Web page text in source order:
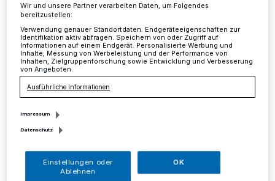
Jugendamtes
Mettmann·Bei einigen Aktionen im
Osterferienprogramm gibt es noch ein paar freie Plätze.
Wir und unsere Partner verarbeiten Daten, um Folgendes
bereitzustellen:
Verwendung genauer Standortdaten. Endgeräteeigenschaften zur
Identifikation aktiv abfragen. Speichern von oder Zugriff auf
Informationen auf einem Endgerät. Personalisierte Werbung und
Inhalte, Messung von Werbeleistung und der Performance von
Inhalten, Zielgruppenforschung sowie Entwicklung und Verbesserung
von Angeboten.
Ausführliche Informationen
Impressum
Datenschutz
Einstellungen oder
Ablehnen
OK